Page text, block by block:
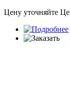
Цену уточняйте